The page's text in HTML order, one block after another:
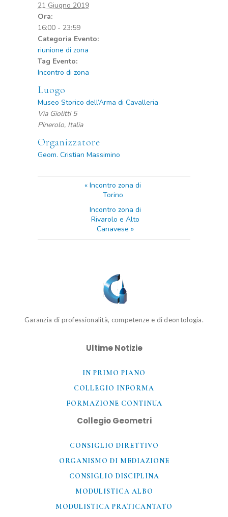
21 Giugno 2019
Ora:
16:00 - 23:59
Categoria Evento:
riunione di zona
Tag Evento:
Incontro di zona
Luogo
Museo Storico dell’Arma di Cavalleria
Via Giolitti 5
Pinerolo, Italia
Organizzatore
Geom. Cristian Massimino
« Incontro zona di
Torino
Incontro zona di
Rivarolo e Alto
Canavese »
Garanzia di professionalità, competenze e di deontologia.
Ultime Notizie
IN PRIMO PIANO
COLLEGIO INFORMA
FORMAZIONE CONTINUA
Collegio Geometri
CONSIGLIO DIRETTIVO
ORGANISMO DI MEDIAZIONE
CONSIGLIO DISCIPLINA
MODULISTICA ALBO
MODULISTICA PRATICANTATO